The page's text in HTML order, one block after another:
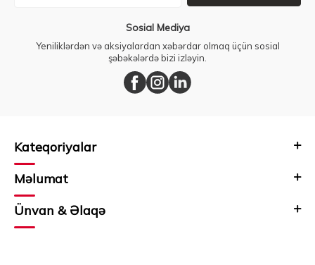
Sosial Mediya
Yeniliklərdən və aksiyalardan xəbərdar olmaq üçün sosial
şəbəkələrdə bizi izləyin.
Kateqoriyalar
Məlumat
Ünvan & Əlaqə